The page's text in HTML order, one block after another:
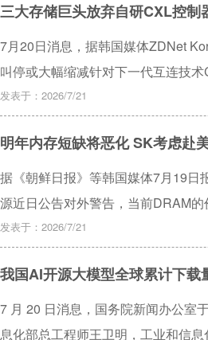
三大存储巨头放弃自研CXL控制
7月20日消息，据韩国媒体ZDNet
叫停或大幅缩减针对下一代互连技
发表于：2026/7/21
明年内存短缺将恶化 SK考虑赴
据《朝鲜日报》等韩国媒体7月19
源近日公告对外警告，当前DRAM
认，AI对于内存的需求仍在暴涨，
发表于：2026/7/21
我国AI开源大模型全球累计下载
7 月 20 日消息，国务院新闻办公室
息化部总工程师王卫明，工业和信